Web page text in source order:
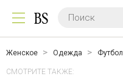
Женское Одежда
СМОТРИТЕ ТАКЖЕ: